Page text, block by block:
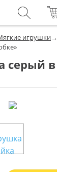
игрушки→
серый в